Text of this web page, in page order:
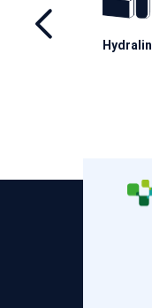
Hydralin